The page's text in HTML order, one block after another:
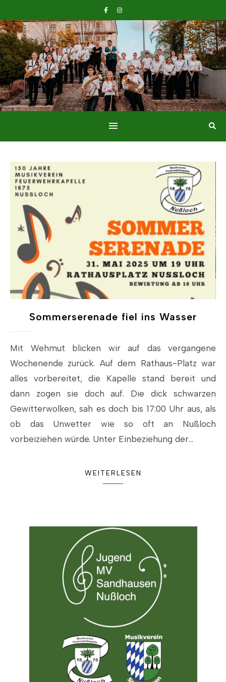
Sommerserenade fiel ins Wasser
Mit Wehmut blicken wir auf das vergangene
Wochenende zurück. Auf dem Rathaus-Platz war
alles vorbereitet, die Kapelle stand bereit und
dann zogen sie doch auf. Die dick schwarzen
Gewitterwolken, sah es doch bis 17:00 Uhr aus, als
ob das Unwetter wie so oft an Nußloch
vorbeiziehen würde. Unter Einbeziehung der…
WEITERLESEN